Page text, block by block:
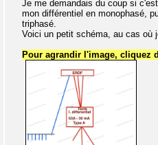
Je me demandais du coup si
mon différentiel en monophasé,
triphasé.
Voici un petit schéma, au cas où
Pour agrandir l'image, cliquez